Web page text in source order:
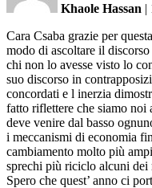
Khaole Hassan |
Cara Csaba grazie per
modo di ascoltare il
chi non lo avesse visto lo
suo discorso in
concordati e l inerzia
fatto riflettere che siamo noi
deve venire dal basso
i meccanismi di economia
cambiamento molto più
sprechi più riciclo alcuni
Spero che quest’ anno ci